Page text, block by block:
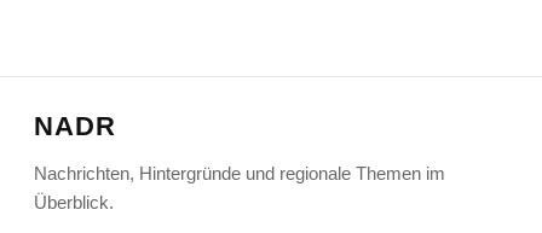
NADR
Nachrichten, Hintergründe und regionale Themen im
Überblick.